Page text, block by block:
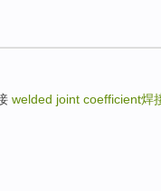
welded joint coefficient焊